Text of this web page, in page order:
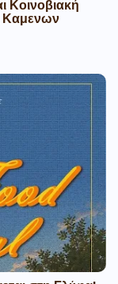
Κοινοβιακή
Καμενων